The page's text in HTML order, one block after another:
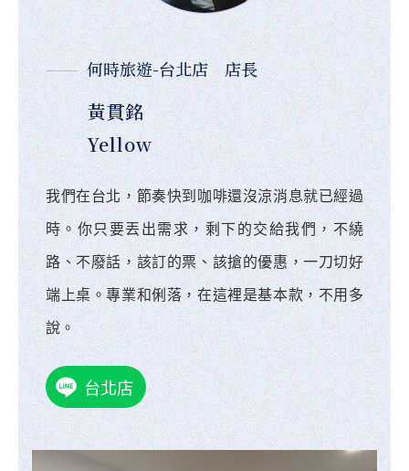
何時旅遊-台北店 店長
黃貫銘
Yellow
我們在台北，節奏快到咖啡還沒涼消息就已經過
時。你只要丟出需求，剩下的交給我們，不繞
路、不廢話，該訂的票、該搶的優惠，一刀切好
端上桌。專業和俐落，在這裡是基本款，不用多
說。
台北店